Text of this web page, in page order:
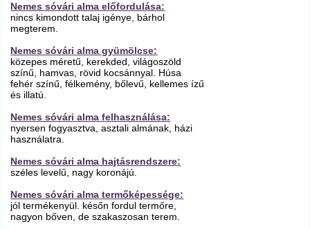
Nemes sóvári alma előfordulása:
nincs kimondott talaj igénye, bárhol
megterem.
Nemes sóvári alma gyümölcse:
közepes méretű, kerekded, világoszöld
színű, hamvas, rövid kocsánnyal. Húsa
fehér színű, félkemény, bőlevű, kellemes ízű
és illatú.
Nemes sóvári alma felhasználása:
nyersen fogyasztva, asztali almának, házi
használatra.
Nemes sóvári alma hajtásrendszere:
széles levelű, nagy koronájú.
Nemes sóvári alma termőképessége:
jól termékenyül. későn fordul termőre,
nagyon bőven, de szakaszosan terem.